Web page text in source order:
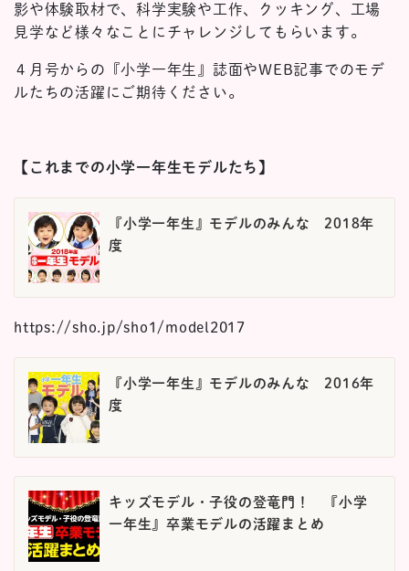
影や体験取材で、科学実験や工作、クッキング、工場
見学など様々なことにチャレンジしてもらいます。
４月号からの『小学一年生』誌面やWEB記事でのモデ
ルたちの活躍にご期待ください。
【これまでの小学一年生モデルたち】
『小学一年生』モデルのみんな 2018年
度
https://sho.jp/sho1/model2017
『小学一年生』モデルのみんな 2016年
度
キッズモデル・子役の登竜門！ 『小学
一年生』卒業モデルの活躍まとめ